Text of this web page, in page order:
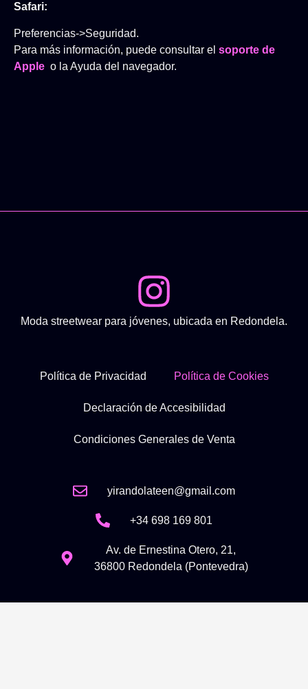
Safari:
Preferencias->Seguridad.
Para más información, puede consultar el soporte de
Apple o la Ayuda del navegador.
Moda streetwear para jóvenes, ubicada en Redondela.
Política de Privacidad Política de Cookies
Declaración de Accesibilidad
Condiciones Generales de Venta
yirandolateen@gmail.com
+34 698 169 801
Av. de Ernestina Otero, 21,
36800 Redondela (Pontevedra)